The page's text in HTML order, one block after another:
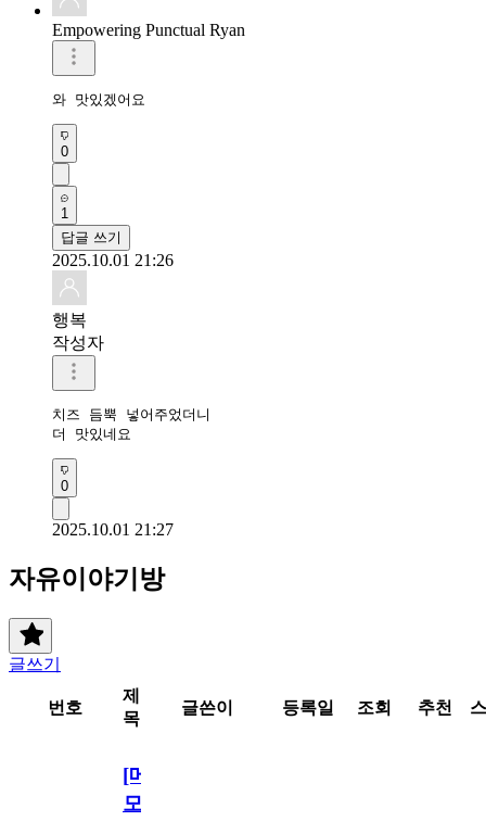
Empowering Punctual Ryan
와 맛있겠어요
0
1
답글 쓰기
2025.10.01 21:26
행복
작성자
치즈 듬뿍 넣어주었더니
더 맛있네요
0
2025.10.01 21:27
자유이야기방
글쓰기
번호
제
목
글쓴이 등록일 조회 추천
[메
모